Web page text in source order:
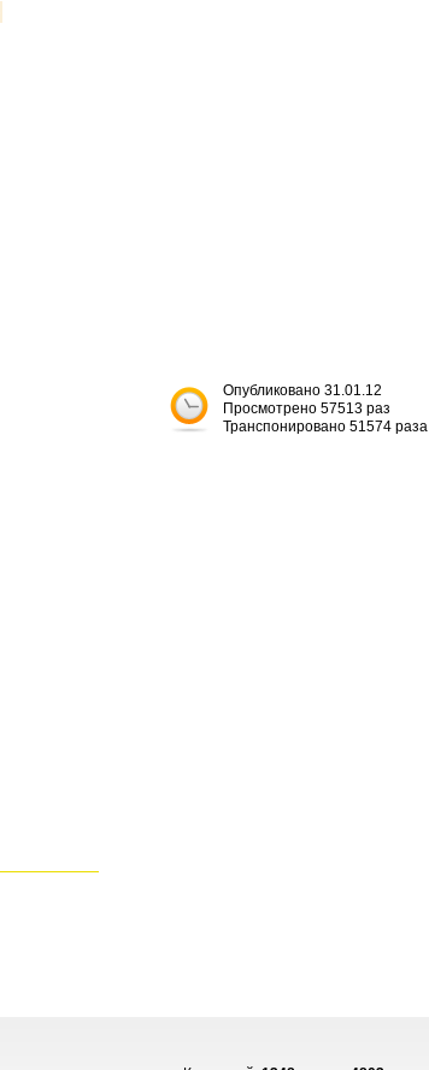
Опубликовано 31.01.12
Просмотрено 57513 раз
Транспонировано 51574 раза